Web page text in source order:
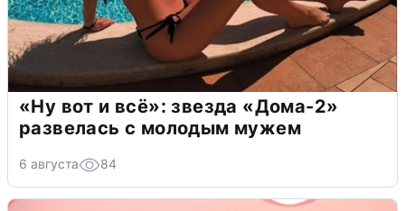
«Ну вот и всё»: звезда «Дома-2»
развелась с молодым мужем
6 августа 84